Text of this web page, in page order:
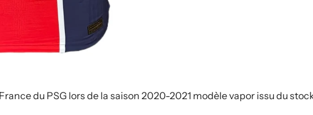
du PSG lors de la saison 2020-2021 modèle vapor issu du